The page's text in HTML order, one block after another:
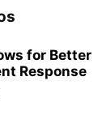
for Better
Response